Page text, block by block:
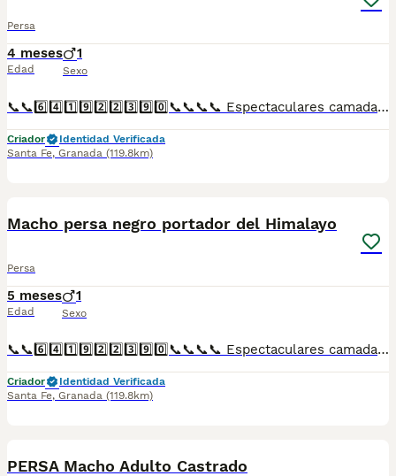
Persa
4 meses
Edad
1
Sexo
📞📞6️⃣4️⃣1️⃣9️⃣2️⃣2️⃣3️⃣9️⃣0️⃣📞📞📞📞 Espectaculares camadas de gatitos de presa bicolor nacionales descendientes de las mejores líneas de sangre. Disponibles tanto hembras como machos. Las camadas están bajo supervisión veterinaria desde su nacimiento hasta que son entregadas a su nueva familia. Criados por un equipo de profesionales y mejores personas que, con más de 20 años de experiencia , cuidan a los animales por vocación, aplicando una cría ética y responsable para que cada cachorro se desarrolle con la mejor salud y con un buen temperamento. Todos los cachorritos se entregan con unos dos meses y medio de edad y sus vacunas correspondientes, desparasitados interna y externamente, con certificado de salud, y garantía tanto por enfermedad vírica como congénito genética. Posibilidad de entregar en toda España mediante transporte propio preparado para animales y con chofer privado. Los precios pueden variar según las características y morfología de cada cachorro. Añádenos al whats app o llámanos, y encantados atenderemos todas tus dudas y consultas. Teléfono / Whats app: 641 92 23 90
Criador
Identidad Verificada
Santa Fe, Granada (119.8km)
Macho persa negro portador del Himalayo
Persa
5 meses
Edad
1
Sexo
📞📞6️⃣4️⃣1️⃣9️⃣2️⃣2️⃣3️⃣9️⃣0️⃣📞📞📞📞 Espectaculares camadas de gatitos de persa negro portados del himalayo nacionales descendientes de las mejores líneas de sangre. Disponibles tanto hembras como machos. Las camadas están bajo supervisión veterinaria desde su nacimiento hasta que son entregadas a su nueva familia. Criados por un equipo de profesionales y mejores personas que, con más de 20 años de experiencia , cuidan a los animales por vocación, aplicando una cría ética y responsable para que cada cachorro se desarrolle con la mejor salud y con un buen temperamento. Todos los cachorritos se entregan con unos dos meses y medio de edad y sus vacunas correspondientes, desparasitados interna y externamente, con certificado de salud, y garantía tanto por enfermedad vírica como congénito genética. Posibilidad de entregar en toda España mediante transporte propio preparado para animales y con chofer privado. Los precios pueden variar según las características y morfología de cada cachorro. Añádenos al whats app o llámanos, y encantados atenderemos todas tus dudas y consultas. Teléfono / Whats app: 641 92 23 90
Criador
Identidad Verificada
Santa Fe, Granada (119.8km)
PERSA Macho Adulto Castrado